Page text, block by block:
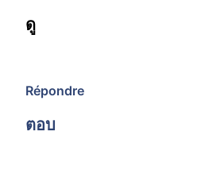
ดู
Répondre
ตอบ